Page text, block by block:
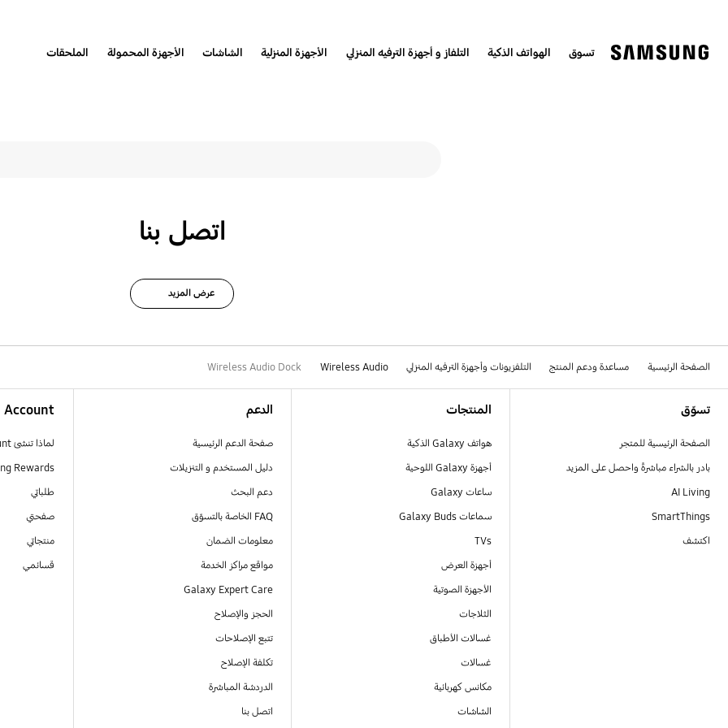
تسوق الهواتف الذكية التلفاز و أجهزة الترفيه المنزلي الأجهزة المنزلية الشاشات الأجهزة المحمولة الملحقات
اتصل بنا
عرض المزيد
الصفحة الرئيسية مساعدة ودعم المنتج التلفزيونات وأجهزة الترفيه المنزلي Wireless Audio
Wireless Audio Dock
تسوّق
الصفحة الرئيسية للمتجر
بادر بالشراء مباشرةً واحصل على المزيد
AI Living
SmartThings
اكتشف
المنتجات
هواتف Galaxy الذكية
أجهزة Galaxy اللوحية
ساعات Galaxy
سماعات Galaxy Buds
TVs
أجهزة العرض
الأجهزة الصوتية
الثلاجات
غسالات الأطباق
غسالات
مكانس كهربائية
الشاشات
الدعم
صفحة الدعم الرئيسية
دليل المستخدم و التنزيلات
دعم البحث
FAQ الخاصة بالتسوّق
معلومات الضمان
مواقع مراكز الخدمة
Galaxy Expert Care
الحجز والإصلاح
تتبع الإصلاحات
تكلفة الإصلاح
الدردشة المباشرة
اتصل بنا
Account
لماذا تنشئ Samsung Account
Rewards
طلباتي
صفحتي
منتجاتي
قسائمي